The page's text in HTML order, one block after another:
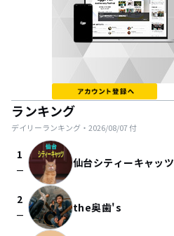
ランキング
デイリーランキング・ 2026/08/07付
1
check_indeterminate_small 仙台シティーキャッツ
2
check_indeterminate_small the奥歯's